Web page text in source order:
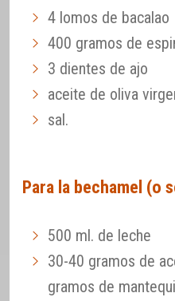
4 lomos de bacalao
400 gramos de
3 dientes de ajo
aceite de oliva
sal.
Para la bechamel (o
500 ml. de leche
30-40 gramos de
gramos de